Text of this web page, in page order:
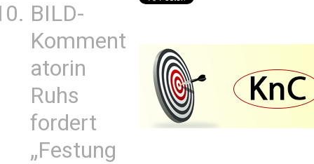
BILD-
Komment
atorin
Ruhs
fordert
„Festung